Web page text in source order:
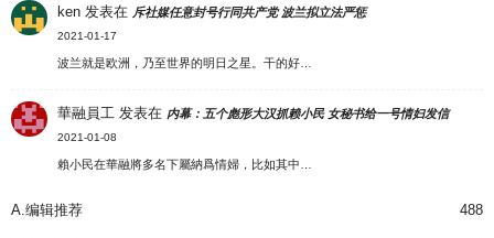
ken 发表在 斥社媒任意封号行同共产党 波兰拟立法严惩
2021-01-17
波兰就是欧洲，乃至世界的明日之星。干的好…
華融員工 发表在 内幕：五个彪形大汉抓赖小民 女秘书给一号情妇发信
2021-01-08
賴小民在華融將多名下屬納爲情婦，比如其中…
A.编辑推荐 488